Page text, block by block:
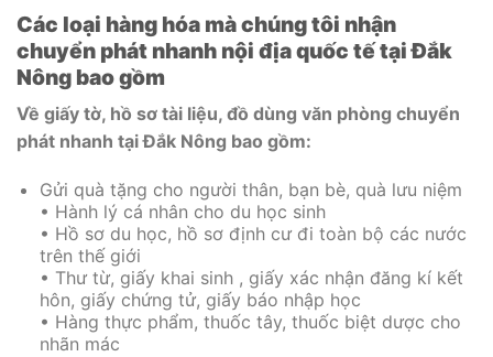
Các loại hàng hóa mà chúng tôi nhận
chuyển phát nhanh nội địa quốc tế tại Đắk
Nông bao gồm
Về giấy tờ, hồ sơ tài liệu, đồ dùng văn phòng chuyển
phát nhanh tại Đắk Nông bao gồm:
Gửi quà tặng cho người thân, bạn bè, quà lưu niệm
• Hành lý cá nhân cho du học sinh
• Hồ sơ du học, hồ sơ định cư đi toàn bộ các nước
trên thế giới
• Thư từ, giấy khai sinh , giấy xác nhận đăng kí kết
hôn, giấy chứng tử, giấy báo nhập học
• Hàng thực phẩm, thuốc tây, thuốc biệt dược cho
nhãn mác